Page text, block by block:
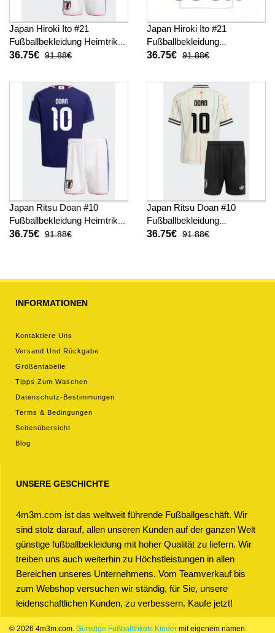
Japan Hiroki Ito #21
Fußballbekleidung Heimtrikot
Kinder WM 2026 Kurzarm (+
36.75€ 91.88€
Japan Hiroki Ito #21
Fußballbekleidung
Auswärtstrikot Kinder WM
hosen)
36.75€ 91.88€
Japan Ritsu Doan #10
Fußballbekleidung Heimtrikot
Kinder WM 2026 Kurzarm (+
36.75€ 91.88€
Japan Ritsu Doan #10
Fußballbekleidung
Auswärtstrikot Kinder WM
36.75€ 91.88€
INFORMATIONEN
Kontaktiere Uns
Versand Und Rückgabe
Größentabelle
Tipps Zum Waschen
Datenschutz-Bestimmungen
Terms & Bedingungen
Seitenübersicht
Blog
UNSERE GESCHICHTE
4m3m.com ist das weltweit führende Fußballgeschäft. Wir
sind stolz darauf, allen unseren Kunden auf der ganzen Welt
günstige fußballbekleidung mit hoher Qualität zu liefern. Wir
treiben uns auch weiterhin zu Höchstleistungen in allen
Bereichen unseres Unternehmens. Vom Teamverkauf bis
zum Webshop versuchen wir ständig, für Sie, unsere
leidenschaftlichen Kunden, zu verbessern. Kaufe jetzt!
© 2026 4m3m.com. Günstige Fußballtrikots Kinder mit eigenem namen.